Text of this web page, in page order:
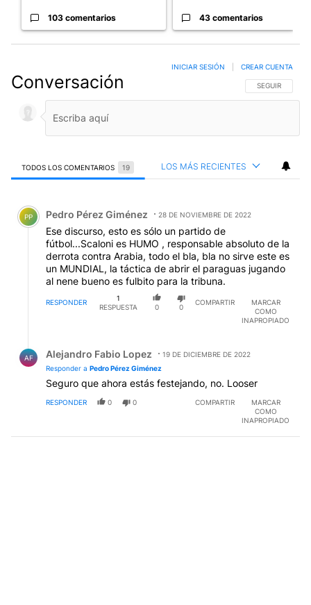
103 comentarios 43 comentarios
Conversación SIGA ESTA
SEGUIR
INICIAR SESIÓN CREAR CUENTA
TODOS LOS COMENTARIOS 19 LOS MÁS RECIENTES
Comentario de Pedro Pérez Giménez.
PP Pedro Pérez Giménez 28 DE NOVIEMBRE DE 2022
Ese discurso, esto es sólo un partido de
fútbol...Scaloni es HUMO , responsable absoluto de la
derrota contra Arabia, todo el bla, bla no sirve este es
un MUNDIAL, la táctica de abrir el paraguas jugando
al nene bueno es fulbito para la tribuna.
RESPONDER
1
RESPUESTA
0 0
COMPARTIR
MARCAR
COMO
INAPROPIADO
AF Alejandro Fabio Lopez
19 DE DICIEMBRE DE 2022
Responder a Pedro Pérez Giménez
Seguro que ahora estás festejando, no. Looser
RESPONDER 0 0 COMPARTIR
MARCAR
COMO
INAPROPIADO